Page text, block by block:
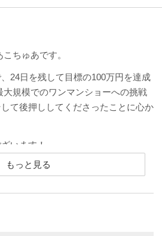
ちゅあです。
24日を残して目標の100万円を達成
大規模でのワンマンショーへの挑戦
て後押ししてくださったことに心か
います！
はまだ残されています。
しました。
には、当日さらに楽しめる仕掛けを
もっと見る